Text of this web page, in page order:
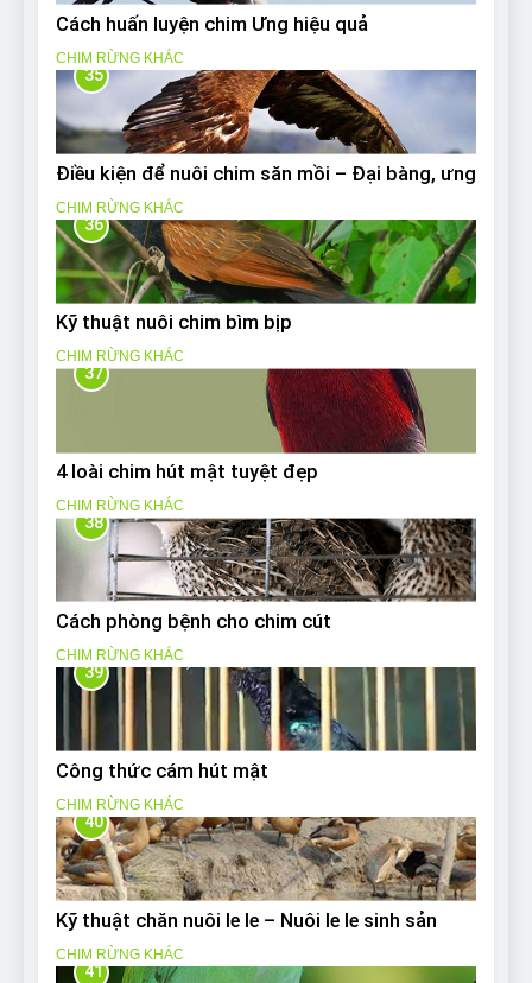
Cách huấn luyện chim Ưng hiệu quả
CHIM RỪNG KHÁC
35
Điều kiện để nuôi chim săn mồi – Đại bàng, ưng
CHIM RỪNG KHÁC
36
Kỹ thuật nuôi chim bìm bịp
CHIM RỪNG KHÁC
37
4 loài chim hút mật tuyệt đẹp
CHIM RỪNG KHÁC
38
Cách phòng bệnh cho chim cút
CHIM RỪNG KHÁC
39
Công thức cám hút mật
CHIM RỪNG KHÁC
40
Kỹ thuật chăn nuôi le le – Nuôi le le sinh sản
CHIM RỪNG KHÁC
41